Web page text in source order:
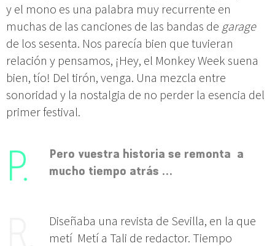
y el mono es una palabra muy recurrente en
muchas de las canciones de las bandas de garage
de los sesenta. Nos parecía bien que tuvieran
relación y pensamos, ¡Hey, el Monkey Week suena
bien, tío! Del tirón, venga. Una mezcla entre
sonoridad y la nostalgia de no perder la esencia del
primer festival.
Pero vuestra historia se remonta a
mucho tiempo atrás …
Diseñaba una revista de Sevilla, en la que
metí Metí a Tali de redactor. Tiempo